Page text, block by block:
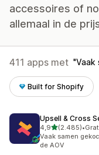
accessoires of
allemaal in de
411 apps met Vaak
Built for Shopify
Upsell & Cross
4,9van 5 sterren
(2.485)
2485 recensies in
•
Vaak samen
de AOV